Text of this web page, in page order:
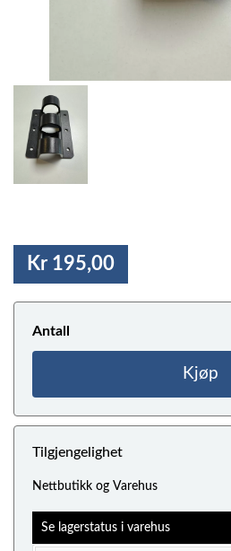
Kr 195,00
Antall
Kjøp
Tilgjengelighet
Nettbutikk og Varehus
Se lagerstatus i varehus